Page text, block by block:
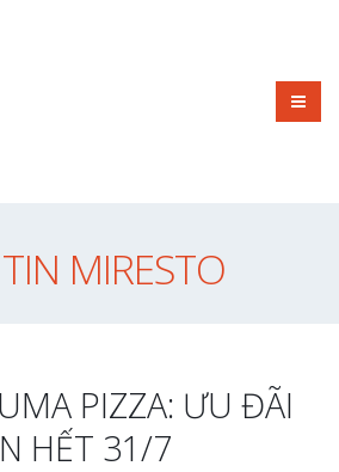
MIRESTO
PIZZA: ƯU ĐÃI
HẾT 31/7